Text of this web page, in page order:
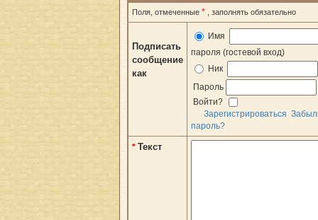
Поля, отмеченные * , заполнять обязательно
Подписать
сообщение
как
Имя
пароля (гостевой вход)
Ник
Пароль
Войти?
Зарегистрироваться
пароль?
* Текст